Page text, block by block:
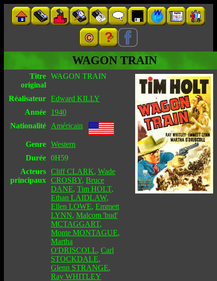
WAGON TRAIN
Titre
original
WAGON TRAIN
Réalisateur Edward KILLY
Année
1940
Nationalité
Américain
Genre Western
Durée 0H59
Acteurs
principaux
Cliff CLARK, Wade
CROSBY, Bruce
DANE, Tim HOLT,
Ethan LAIDLAW,
Ellen LOWE, Emmett
LYNN, Malcom 'bud'
MCTAGGART,
Monte MONTAGUE,
Martha
O'DRISCOLL, Carl
STOCKDALE,
Glenn STRANGE,
Ray WHITLEY